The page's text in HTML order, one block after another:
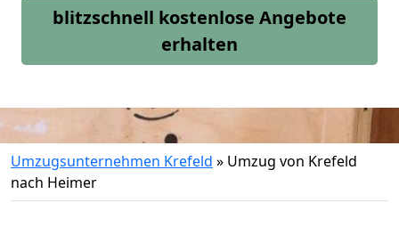
blitzschnell kostenlose Angebote
erhalten
Umzugsunternehmen Krefeld » Umzug von Krefeld
nach Heimer